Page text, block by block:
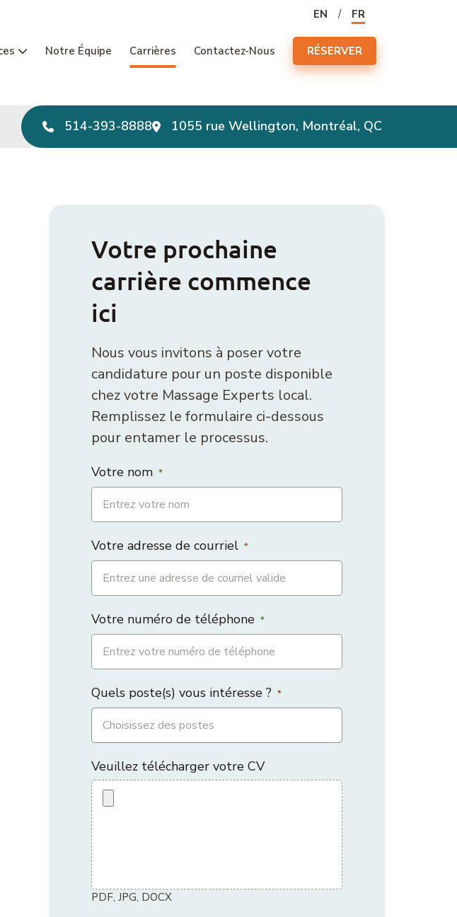
Navigation principaleEN FR
Notre Équipe Carrières Contactez-Nous RÉSERVER
514-393-8888 1055 rue Wellington, Montréal, QC
Votre prochaine
carrière commence
ici
Nous vous invitons à poser votre
candidature pour un poste disponible
chez votre Massage Experts local.
Remplissez le formulaire ci-dessous
pour entamer le processus.
Votre nom *
Votre adresse de courriel *
Votre numéro de téléphone *
Quels poste(s) vous intéresse ? *
Veuillez télécharger votre CV
PDF, JPG, DOCX